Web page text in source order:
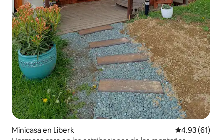
Minicasa en Liberk Calificación
4.93 (61)